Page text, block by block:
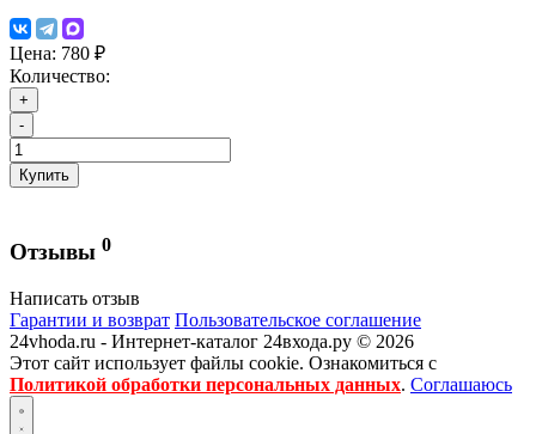
Цена: 780 ₽
Количество:
+
-
Купить
Отзывы 0
Написать отзыв
Гарантии и возврат Пользовательское соглашение
24vhoda.ru - Интернет-каталог 24входа.ру © 2026
Этот сайт использует файлы cookie. Ознакомиться с
Политикой обработки персональных данных. Соглашаюсь